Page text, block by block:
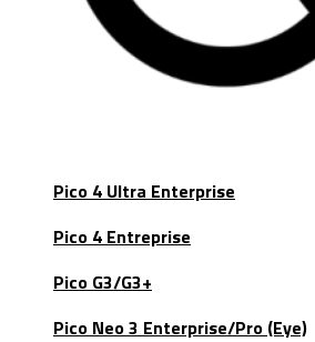
Pico 4 Ultra Enterprise
Pico 4 Entreprise
Pico G3/G3+
Pico Neo 3 Enterprise/Pro (Eye)